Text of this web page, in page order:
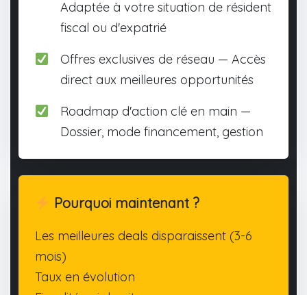
Adaptée à votre situation de résident
fiscal ou d'expatrié
Offres exclusives de réseau — Accès
direct aux meilleures opportunités
Roadmap d'action clé en main —
Dossier, mode financement, gestion
Pourquoi maintenant ?
Les meilleures deals disparaissent (3-6
mois)
Taux en évolution